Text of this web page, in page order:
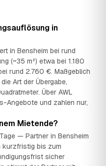
in
in Bensheim bei rund
(~35 m²) etwa bei 1.180
rund 2.760 €. Maßgeblich
Art der Übergabe,
Über AWL
Angebote und zahlen nur,
Mietende?
— Partner in Bensheim
kurzfristig bis zum
sicher